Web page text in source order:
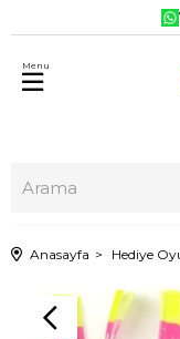
Menu
Anasayfa Hediye